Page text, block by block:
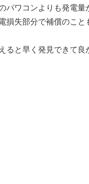
ワコンよりも発電量
損失部分で補償のこ
と早く発見できて良